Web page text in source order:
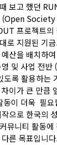
보고 했던
(Open
프로젝트의
로 지원된 기
산을 배치하
및 사업 전반
도록 활용하는
이가 큰 만큼
동이 더욱 필
으로 한국의
뮤니티 활동
른 목표입니